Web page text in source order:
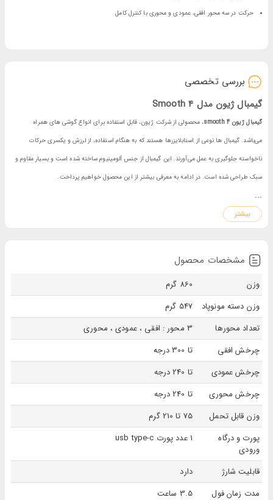
حرکت در سه محور افقی، عمودی و محوری با کنترل کامل
بررسی تخصصی
گیمبال ژیون مدل Smooth 4
گیمبال ژیون smooth 4
، محصولی از شرکت ژیون، قابل استفاده برای انواع گوشی های همراه
می‌باشد. گیمبال ها نوعی از استابلایزرها هستند که به هنگام استفاده، از لرزش و یکسری حرکات
ناخواسته جلوگیری به عمل می‌آورند. این گیمبال از جنس آلومینیوم ساخته شده است و بسیار مقاوم و
سبک طراحی شده است. در ادامه به معرفی بیشتر از این محصول خواهیم پرداخت.
معرفی گیمبال ژیون مدل Smooth 4
گیمبال ژیون smooth 4
محصول، یکسری دکمه های وجود دارد که می‌توان عکس برداری، تنظیم نور صفحه، تنظیم حالت فیلم
برداری یا ... را کنترل نمود.
...
بیشتر
مشخصات محصول
وزن
860 گرم
وزن دسته مونوپاد
547 گرم
تعداد محورها
3 محور : افقی ، عمودی ، محوری
چرخش افقی
تا 300 درجه
چرخش عمودی
تا 240 درجه
چرخش محوری
تا 240 درجه
وزن قابل تحمل
75 تا 210 گرم
پورت و درگاه
ورودی
1 عدد پورت usb type-c
قابلیت شارژ
دارد
مدت زمان فول
3.5 ساعت